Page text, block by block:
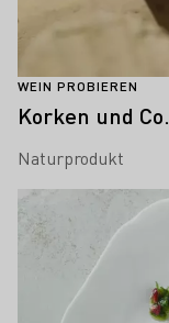
WEIN PROBIEREN
Korken und Co.
Naturprodukt
Mehr erfahren